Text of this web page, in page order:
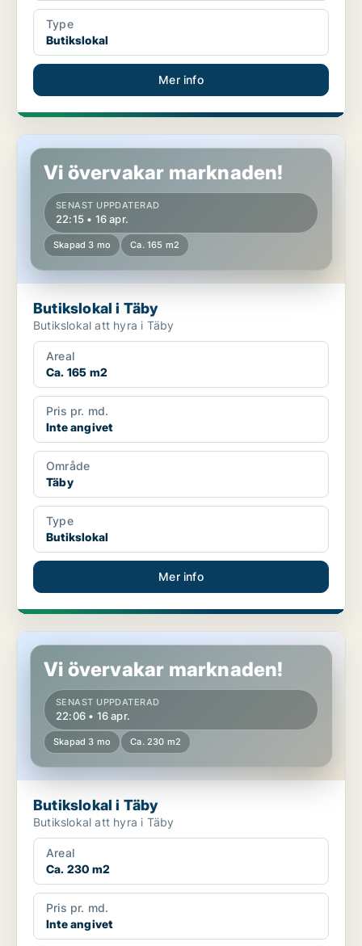
Type
Butikslokal
Mer info
Butikslokal i Täby
Vi övervakar marknaden!
SENAST UPPDATERAD
22:15 • 16 apr.
Skapad 3 mo Ca. 165 m2
Butikslokal i Täby
Butikslokal att hyra i Täby
Areal
Ca. 165 m2
Pris pr. md.
Inte angivet
Område
Täby
Type
Butikslokal
Mer info
Butikslokal i Täby
Vi övervakar marknaden!
SENAST UPPDATERAD
22:06 • 16 apr.
Skapad 3 mo Ca. 230 m2
Butikslokal i Täby
Butikslokal att hyra i Täby
Areal
Ca. 230 m2
Pris pr. md.
Inte angivet